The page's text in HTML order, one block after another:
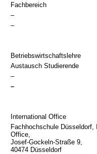
Fachbereich
–
–
Betriebswirtschaftslehre
Austausch Studierende
–
–
International Office
Fachhochschule Düsseldorf,
Office,
Josef-Gockeln-Straße 9,
40474 Düsseldorf